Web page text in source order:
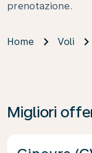
prenotazione.
Home Voli
Migliori